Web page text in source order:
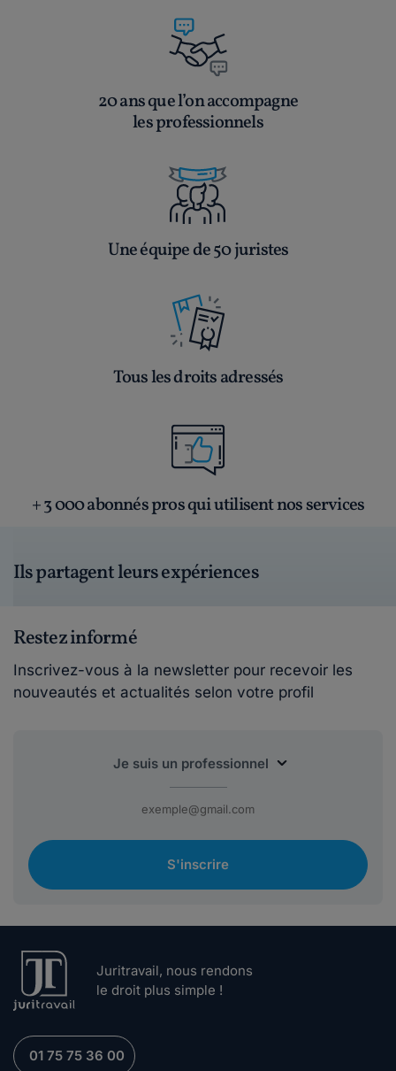
20 ans que l’on accompagne
les professionnels
Une équipe de 50 juristes
Tous les droits adressés
+ 3 000 abonnés pros qui utilisent nos services
Ils partagent leurs expériences
Restez informé
Inscrivez-vous à la newsletter pour recevoir les
nouveautés et actualités selon votre profil
S'inscrire
Juritravail, nous rendons
le droit plus simple !
01 75 75 36 00